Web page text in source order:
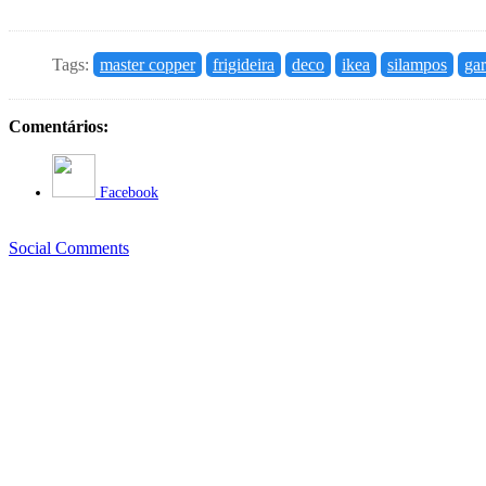
Tags: master copper frigideira deco ikea silampos
Comentários:
Facebook
Social Comments